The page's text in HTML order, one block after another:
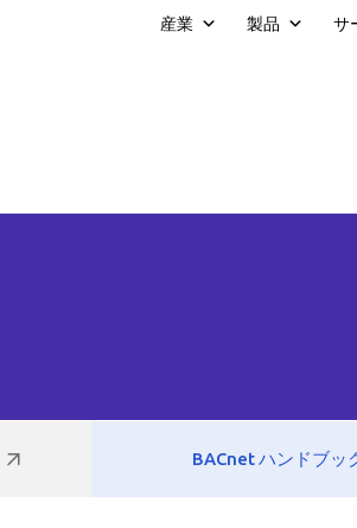
産業 製品 サ
BACnet ハンドブッ